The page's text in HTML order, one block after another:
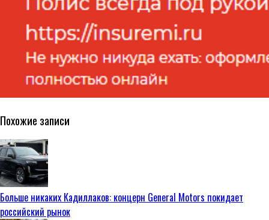
Похожие записи
Больше никаких Кадиллаков: концерн General Motors покидает
российский рынок